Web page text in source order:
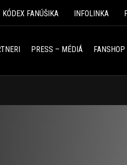
FANÚŠIKA INFOLINKA
PRESS – MÉDIÁ FANSHOP